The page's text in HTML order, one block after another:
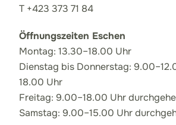
T +423 373 71 84
Öffnungszeiten Eschen
Montag: 13.30–18.00 Uhr
Dienstag bis Donnerstag:
18.00 Uhr
Freitag: 9.00–18.00 Uhr
Samstag: 9.00–15.00 Uhr